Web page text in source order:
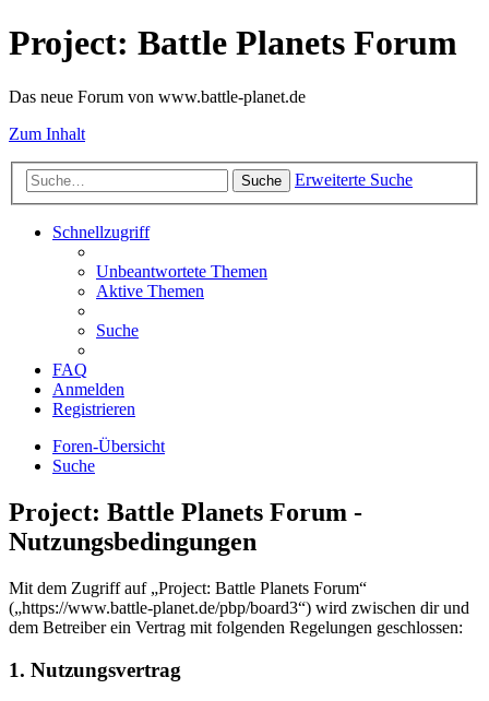
Project: Battle Planets Forum
Das neue Forum von www.battle-planet.de
Zum Inhalt
Suche Erweiterte Suche
Schnellzugriff
Unbeantwortete Themen
Aktive Themen
Suche
FAQ
Anmelden
Registrieren
Foren-Übersicht
Suche
Project: Battle Planets Forum -
Nutzungsbedingungen
Mit dem Zugriff auf „Project: Battle Planets Forum“
(„https://www.battle-planet.de/pbp/board3“) wird zwischen dir und
dem Betreiber ein Vertrag mit folgenden Regelungen geschlossen:
1. Nutzungsvertrag